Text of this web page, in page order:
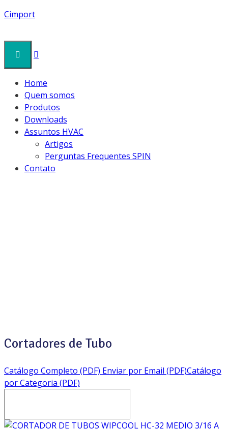
Cimport
Home
Quem somos
Produtos
Downloads
Assuntos HVAC
Artigos
Perguntas Frequentes SPIN
Contato
Cortadores de Tubo
Catálogo Completo (PDF) Enviar por Email (PDF)Catálogo
por Categoria (PDF)